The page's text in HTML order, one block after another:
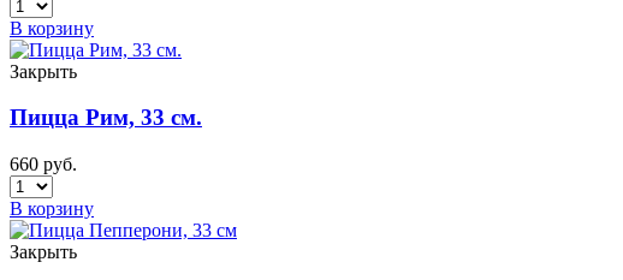
В корзину
Закрыть
Пицца Рим, 33 см.
660 руб.
В корзину
Закрыть